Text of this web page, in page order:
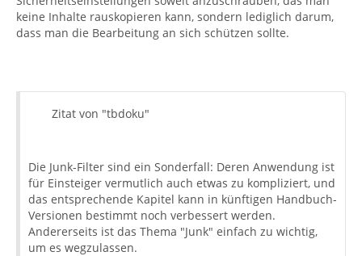
keine Inhalte rauskopieren kann, sondern lediglich darum,
dass man die Bearbeitung an sich schützen sollte.
Zitat von "tbdoku"
Die Junk-Filter sind ein Sonderfall: Deren Anwendung ist
für Einsteiger vermutlich auch etwas zu kompliziert, und
das entsprechende Kapitel kann in künftigen Handbuch-
Versionen bestimmt noch verbessert werden.
Andererseits ist das Thema "Junk" einfach zu wichtig,
um es wegzulassen.